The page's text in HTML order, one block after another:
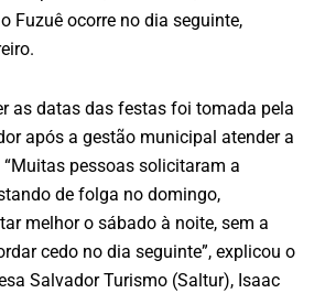
Fuzuê ocorre no dia seguinte,
as datas das festas foi tomada pela
após a gestão municipal atender a
pessoas solicitaram a
de folga no domingo,
melhor o sábado à noite, sem a
cedo no dia seguinte”, explicou o
Salvador Turismo (Saltur), Isaac